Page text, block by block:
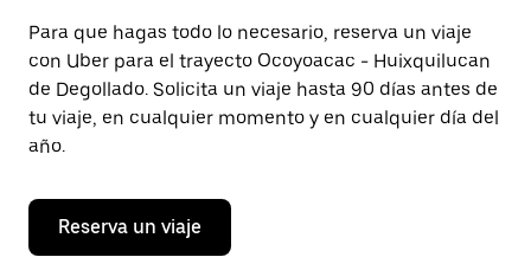
Presiona
la
tecla Esc
para
cerrar
el
calendario.
Para que hagas todo lo necesario, reserva un viaje
con Uber para el trayecto Ocoyoacac - Huixquilucan
de Degollado. Solicita un viaje hasta 90 días antes de
tu viaje, en cualquier momento y en cualquier día del
año.
Reserva un viaje